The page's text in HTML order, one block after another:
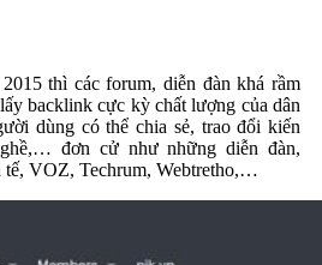
thì các forum, diễn đàn khá rầm
backlink cực kỳ chất lượng của dân
dùng có thể chia sẻ, trao đổi kiến
đơn cử như những diễn đàn,
VOZ, Techrum, Webtretho,…